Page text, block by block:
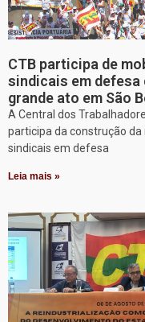
CTB participa de
sindicais em defesa
grande ato em São
A Central dos
participa da construção
sindicais em defesa
Leia mais »